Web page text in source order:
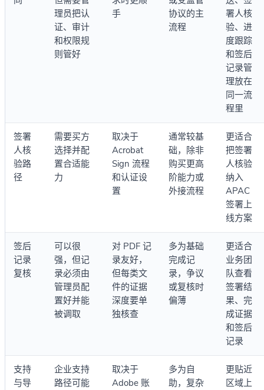
理员把认
证、审计
和权限规
则管好
手
协议的主
流程
署人核
验、进
度跟踪
和签后
记录管
理放在
同一流
程里
签署
人核
验路
径
需要买方
选择并配
置合适能
力
取决于
Acrobat
Sign 流程
和认证设
置
通常较基
础，除非
购买更高
阶能力或
外接流程
更适合
把签署
人核验
纳入
APAC
签署上
线方案
签后
记录
复核
可以很
强，但记
录必须由
管理员配
置好并能
被调取
对 PDF 记
录友好，
但每类文
件的证据
深度要单
独核查
多为基础
完成记
录，争议
或复核时
偏薄
更适合
业务团
队查看
签署结
果、完
成证据
和签后
记录
支持
与导
企业支持
路径可能
取决于
Adobe 账
多为自
助，复杂
更贴近
区域上